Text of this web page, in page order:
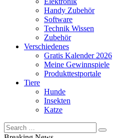
Handy Zubehör
Software
Technik Wissen
Zubehör
Verschiedenes
Gratis Kalender 2026
Meine Gewinnspiele
Produkttestportale
Tiere
Hunde
Insekten
Katze